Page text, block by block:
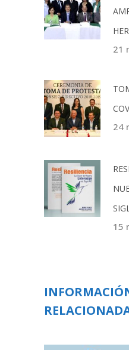
21
24
15